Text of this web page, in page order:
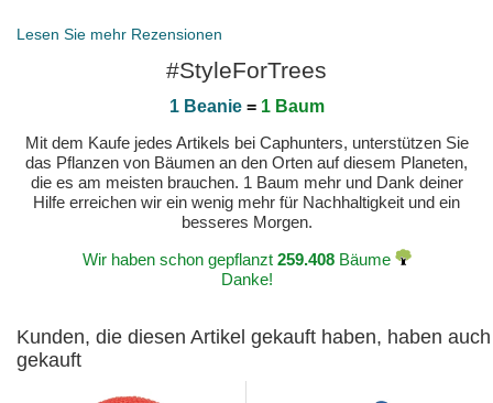
Lesen Sie mehr Rezensionen
#StyleForTrees
1 Beanie= 1 Baum
Mit dem Kaufe jedes Artikels bei Caphunters, unterstützen Sie
das Pflanzen von Bäumen an den Orten auf diesem Planeten,
die es am meisten brauchen. 1 Baum mehr und Dank deiner
Hilfe erreichen wir ein wenig mehr für Nachhaltigkeit und ein
besseres Morgen.
Wir haben schon gepflanzt 259.408Bäume
Danke!
Kunden, die diesen Artikel gekauft haben, haben auch
gekauft